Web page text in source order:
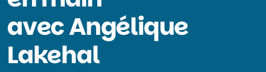
avec Angélique
Lakehal